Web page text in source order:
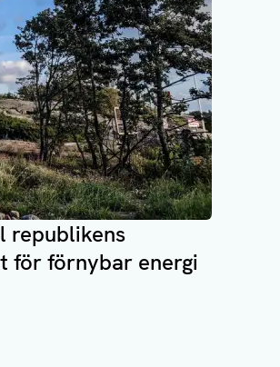
republikens
för förnybar energi